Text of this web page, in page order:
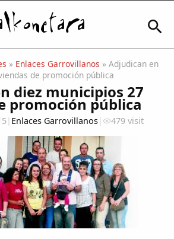
» Enlaces Garrovillanos » Adjudican en
de promoción pública
diez municipios 27
promoción pública
| Enlaces Garrovillanos| 479 visit